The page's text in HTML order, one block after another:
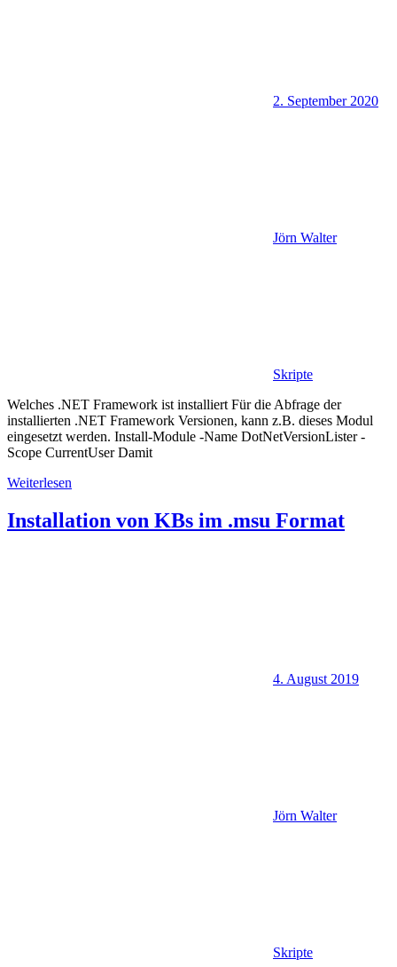
2. September 2020
Jörn Walter
Skripte
Welches .NET Framework ist installiert Für die Abfrage der
installierten .NET Framework Versionen, kann z.B. dieses Modul
eingesetzt werden. Install-Module -Name DotNetVersionLister -
Scope CurrentUser Damit
Weiterlesen
Installation von KBs im .msu Format
4. August 2019
Jörn Walter
Skripte